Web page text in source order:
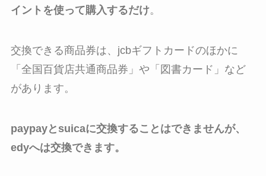
イントを使って購入するだけ。
交換できる商品券は、jcbギフトカードのほかに
「全国百貨店共通商品券」や「図書カード」など
があります。
paypayとsuicaに交換することはできませんが、
edyへは交換できます。